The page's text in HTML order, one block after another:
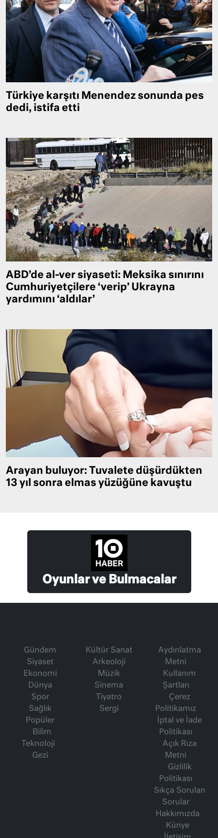
Türkiye karşıtı Menendez sonunda pes
dedi, istifa etti
ABD’de al-ver siyaseti: Meksika sınırını
Cumhuriyetçilere ‘verip’ Ukrayna
yardımını ‘aldılar’
Arayan buluyor: Tuvalete düşürdükten
13 yıl sonra elmas yüzüğüne kavuştu
Oyunlar ve Bulmacalar
Gündem
Siyaset
Ekonomi
Dünya
Spor
Sağlık
Popüler
Bilim
Teknoloji
Gezi
Kültür Sanat
Arkeoloji
Müzik
Sinema
Tiyatro
Sergi
Aydınlatma
Metni
Kullanım
Şartları
Çerez
Politikamız
İptal ve İade
Politikası
Açık Rıza
Metni
Gizlilik
Politikası
Sıkça Sorulan
Sorular
Hakkımızda
Künye